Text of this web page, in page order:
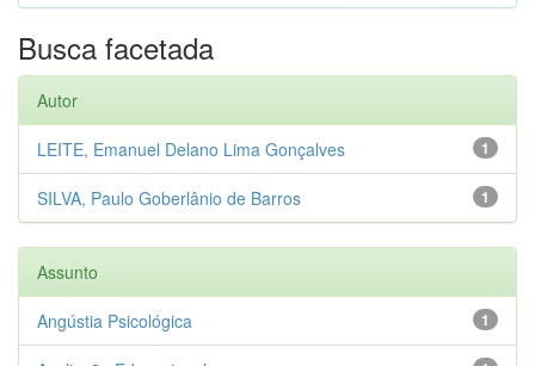
Busca facetada
Autor
1
LEITE, Emanuel Delano Lima Gonçalves
1
SILVA, Paulo Goberlânio de Barros
Assunto
1
Angústia Psicológica